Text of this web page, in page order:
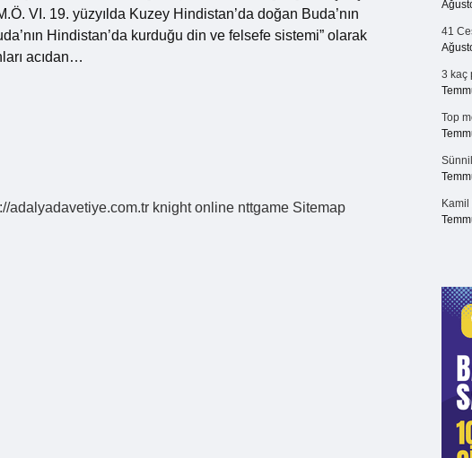
VI. 19. yüzyılda Kuzey Hindistan’da doğan Buda’nın
Hindistan’da kurduğu din ve felsefe sistemi” olarak
acıdan…
adalyadavetiye.com.tr knight online nttgame Sitemap
41
3 kaç
Top
Kamil